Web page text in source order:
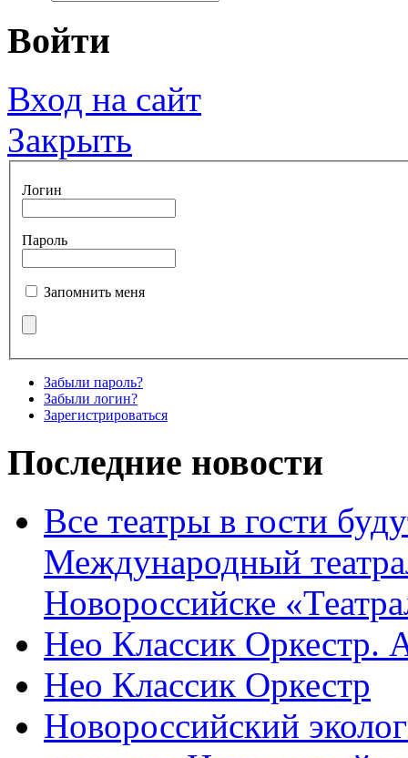
Войти
Вход на сайт
Закрыть
Логин
Пароль
Запомнить меня
Забыли пароль?
Забыли логин?
Зарегистрироваться
Последние новости
Все театры в гости
Международный
Новороссийске
Нео Классик Оркестр.
Нео Классик Оркестр
Новороссийский